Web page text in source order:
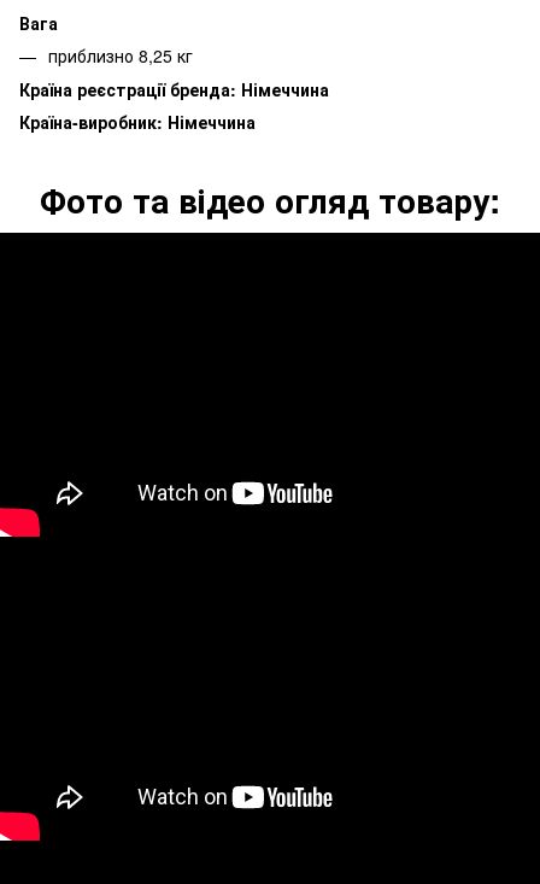
Вага
приблизно 8,25 кг
Країна реєстрації бренда: Німеччина
Країна-виробник: Німеччина
Фото та відео огляд товару: